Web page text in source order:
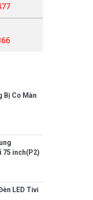
Bị Co Màn
75 inch(P2)
LED Tivi